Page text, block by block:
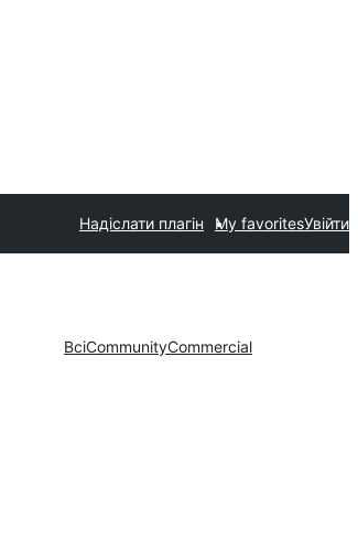
Надіслати плагін My favoritesУвійти
ВсіCommunityCommercial